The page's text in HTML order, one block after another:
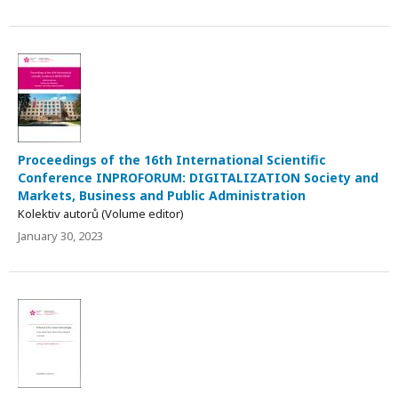
Proceedings of the 16th International Scientific
Conference INPROFORUM: DIGITALIZATION Society and
Markets, Business and Public Administration
Kolektiv autorů (Volume editor)
January 30, 2023